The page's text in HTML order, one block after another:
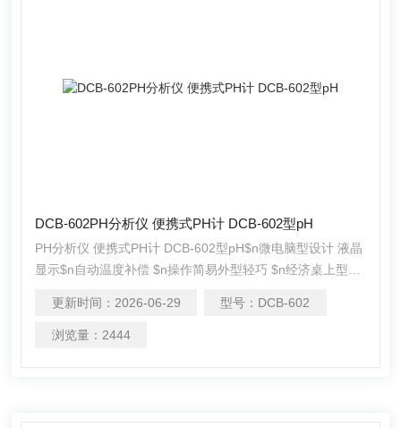
DCB-602PH分析仪 便携式PH计 DCB-602型pH
PH分析仪 便携式PH计 DCB-602型pH$n微电脑型设计 液晶
显示$n自动温度补偿 $n操作简易外型轻巧 $n经济桌上型或
更新时间： 2026-06-29 型号： DCB-602
浏览量： 2444